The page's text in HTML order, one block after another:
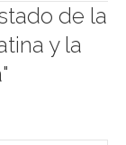
de la
y la